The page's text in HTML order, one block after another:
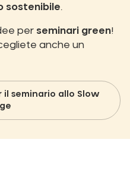
sostenibile.
per seminari green!
anche un
il seminario allo Slow